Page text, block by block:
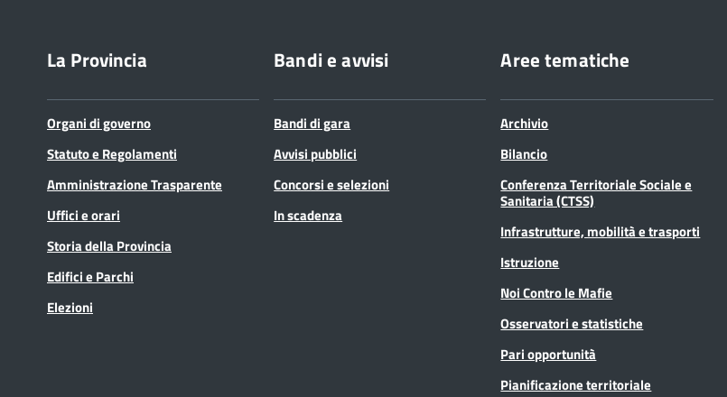
La Provincia
Organi di governo
Statuto e Regolamenti
Amministrazione Trasparente
Uffici e orari
Storia della Provincia
Edifici e Parchi
Elezioni
Bandi e avvisi
Bandi di gara
Avvisi pubblici
Concorsi e selezioni
In scadenza
Aree tematiche
Archivio
Bilancio
Conferenza Territoriale Sociale e
Sanitaria (CTSS)
Infrastrutture, mobilità e trasporti
Istruzione
Noi Contro le Mafie
Osservatori e statistiche
Pari opportunità
Pianificazione territoriale